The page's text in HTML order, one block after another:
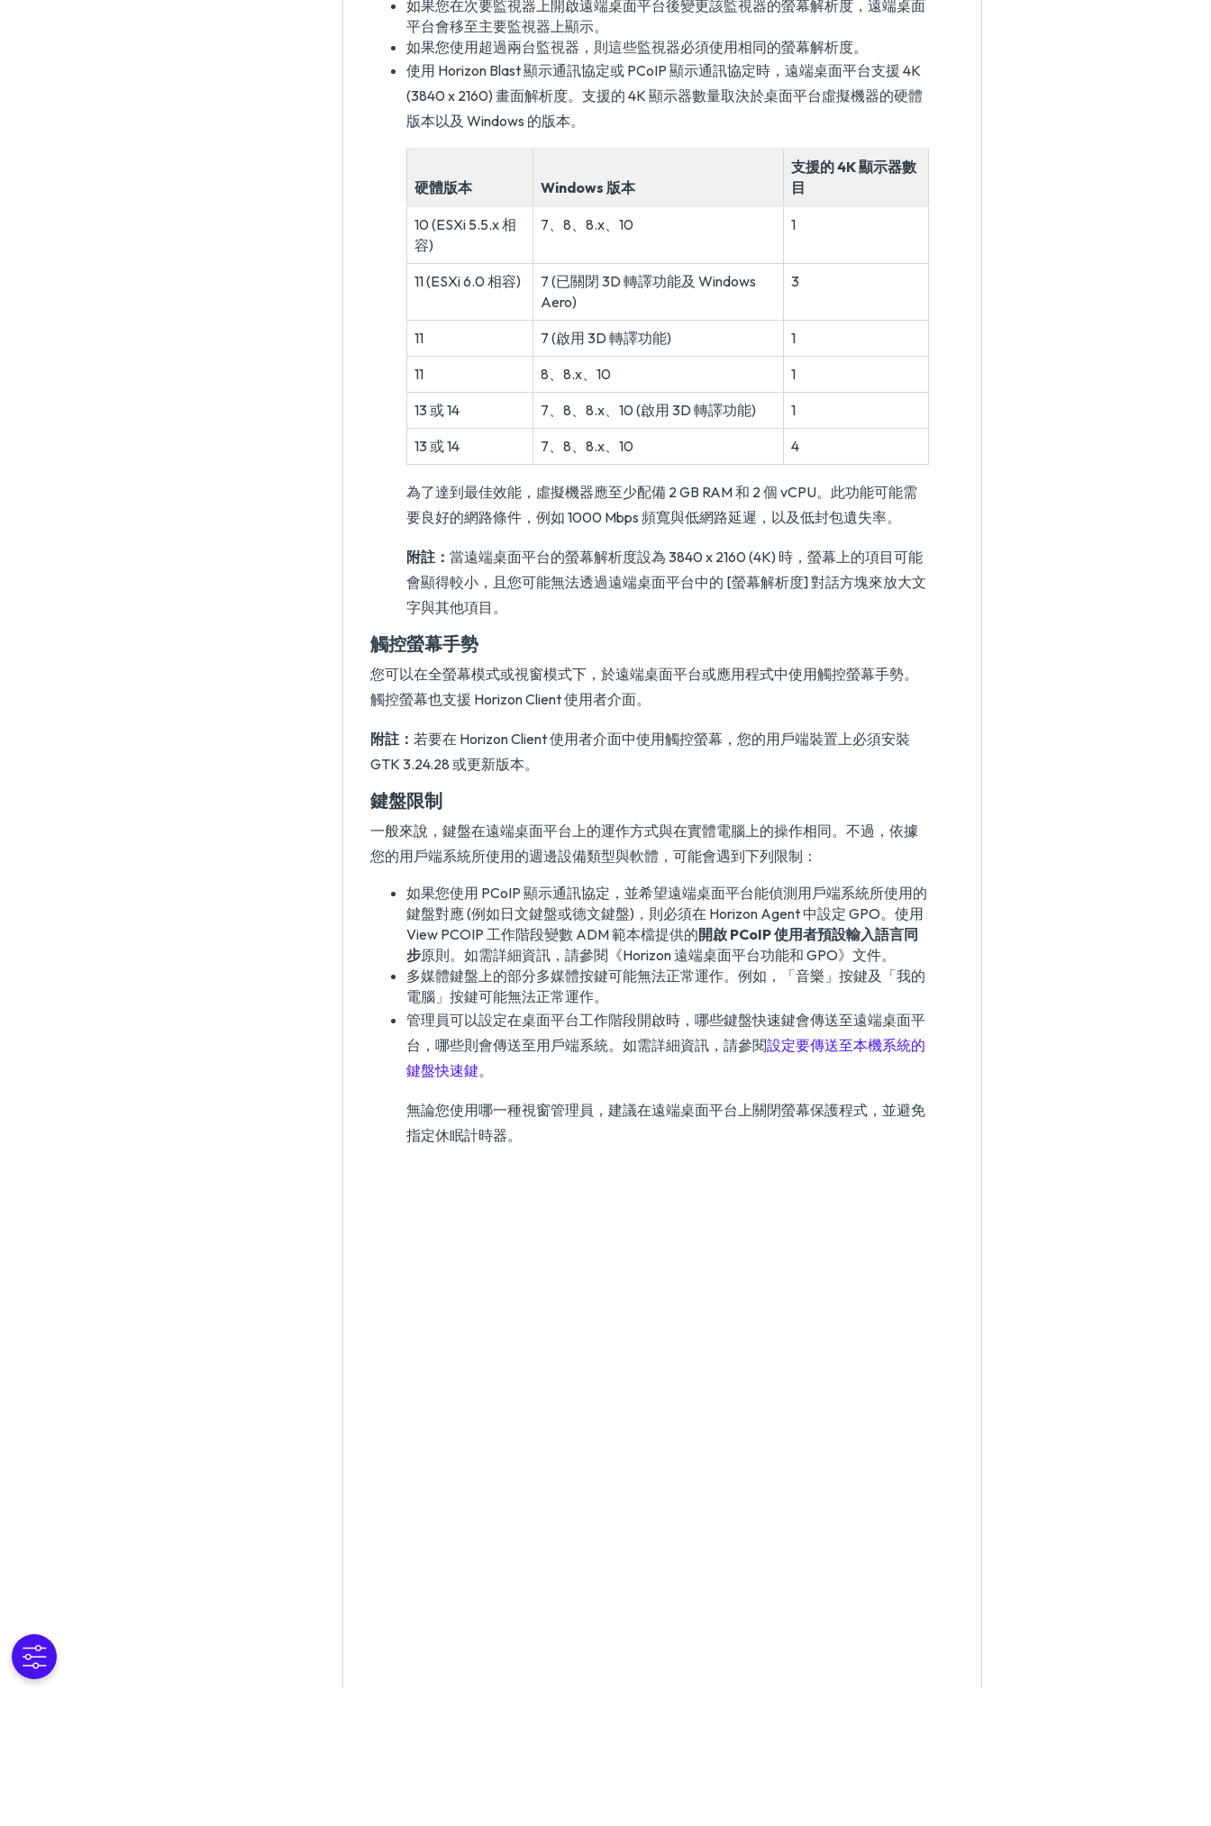
如果您在次要監視器上開啟遠端桌面平台後變更該監視器的螢幕解析度，遠端桌面
平台會移至主要監視器上顯示。
如果您使用超過兩台監視器，則這些監視器必須使用相同的螢幕解析度。
使用 Horizon Blast 顯示通訊協定或 PCoIP 顯示通訊協定時，遠端桌面平台支援 4K
(3840 x 2160) 畫面解析度。支援的 4K 顯示器數量取決於桌面平台虛擬機器的硬體
版本以及 Windows 的版本。
硬體版本 Windows 版本
支援的 4K 顯示器數
目
10 (ESXi 5.5.x 相
容)
7、8、8.x、10 1
11 (ESXi 6.0 相容)
7 (已關閉 3D 轉譯功能及 Windows
Aero)
3
11 7 (啟用 3D 轉譯功能)
1
11
8、8.x、10
1
13 或 14
7、8、8.x、10 (啟用 3D 轉譯功能)
1
13 或 14
7、8、8.x、10 4
為了達到最佳效能，虛擬機器應至少配備 2 GB RAM 和 2 個 vCPU。此功能可能需
要良好的網路條件，例如 1000 Mbps 頻寬與低網路延遲，以及低封包遺失率。
附註： 當遠端桌面平台的螢幕解析度設為 3840 x 2160 (4K) 時，螢幕上的項目可能
會顯得較小，且您可能無法透過遠端桌面平台中的 [螢幕解析度] 對話方塊來放大文
字與其他項目。
觸控螢幕手勢
您可以在全螢幕模式或視窗模式下，於遠端桌面平台或應用程式中使用觸控螢幕手勢。
觸控螢幕也支援 Horizon Client 使用者介面。
附註： 若要在 Horizon Client 使用者介面中使用觸控螢幕，您的用戶端裝置上必須安裝
GTK 3.24.28 或更新版本。
鍵盤限制
一般來說，鍵盤在遠端桌面平台上的運作方式與在實體電腦上的操作相同。不過，依據
您的用戶端系統所使用的週邊設備類型與軟體，可能會遇到下列限制：
如果您使用 PCoIP 顯示通訊協定，並希望遠端桌面平台能偵測用戶端系統所使用的
鍵盤對應 (例如日文鍵盤或德文鍵盤)，則必須在 Horizon Agent 中設定 GPO。使用
View PCOIP 工作階段變數 ADM 範本檔提供的開啟 PCoIP 使用者預設輸入語言同
步原則。如需詳細資訊，請參閱 《Horizon 遠端桌面平台功能和 GPO》 文件。
多媒體鍵盤上的部分多媒體按鍵可能無法正常運作。例如，「音樂」按鍵及「我的
電腦」按鍵可能無法正常運作。
管理員可以設定在桌面平台工作階段開啟時，哪些鍵盤快速鍵會傳送至遠端桌面平
台，哪些則會傳送至用戶端系統。如需詳細資訊，請參閱設定要傳送至本機系統的
鍵盤快速鍵。
無論您使用哪一種視窗管理員，建議在遠端桌面平台上關閉螢幕保護程式，並避免
指定休眠計時器。